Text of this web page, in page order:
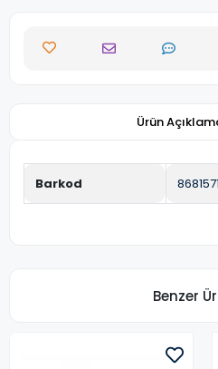
Ürün
Barkod
Benzer